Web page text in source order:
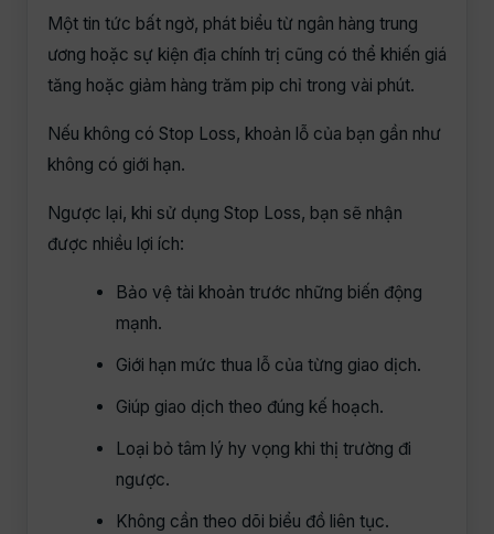
Một tin tức bất ngờ, phát biểu từ ngân hàng trung
ương hoặc sự kiện địa chính trị cũng có thể khiến giá
tăng hoặc giảm hàng trăm pip chỉ trong vài phút.
Nếu không có Stop Loss, khoản lỗ của bạn gần như
không có giới hạn.
Ngược lại, khi sử dụng Stop Loss, bạn sẽ nhận
được nhiều lợi ích:
Bảo vệ tài khoản trước những biến động
mạnh.
Giới hạn mức thua lỗ của từng giao dịch.
Giúp giao dịch theo đúng kế hoạch.
Loại bỏ tâm lý hy vọng khi thị trường đi
ngược.
Không cần theo dõi biểu đồ liên tục.